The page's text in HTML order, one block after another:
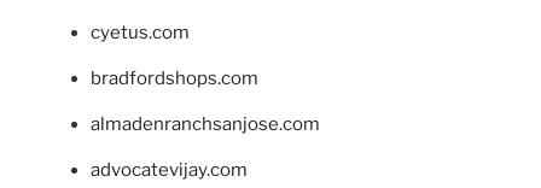
cyetus.com
bradfordshops.com
almadenranchsanjose.com
advocatevijay.com